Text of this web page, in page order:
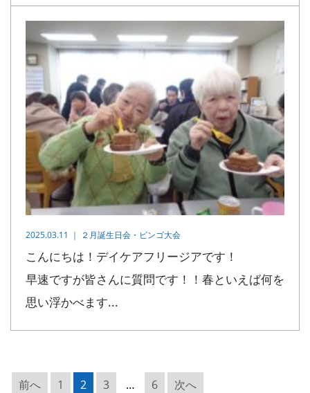
2025.03.11 ｜ ２月誕生日会・ビンゴ大会
こんにちは！デイケアフリージアです！
早速ですが皆さんに質問です！！春といえば何を
思い浮かべます...
前へ 1 2 3 … 6 次へ